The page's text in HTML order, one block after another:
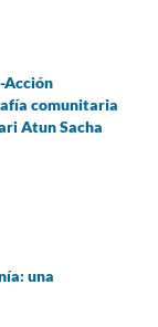
Acción
comunitaria
Atun Sacha
una